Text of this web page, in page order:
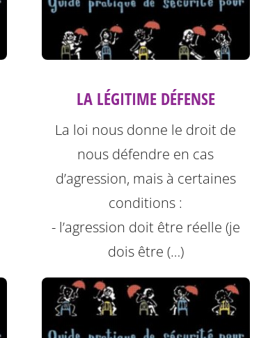
LA LÉGITIME DÉFENSE
La loi nous donne le droit de
nous défendre en cas
d’agression, mais à certaines
conditions :
- l’agression doit être réelle (je
dois être (…)